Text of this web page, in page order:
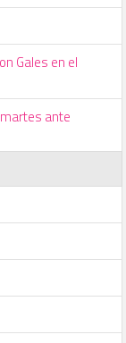
Gales en el
ante